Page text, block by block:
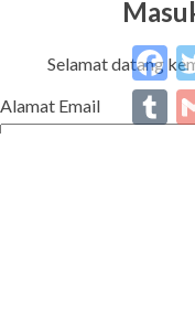
Selamat datang